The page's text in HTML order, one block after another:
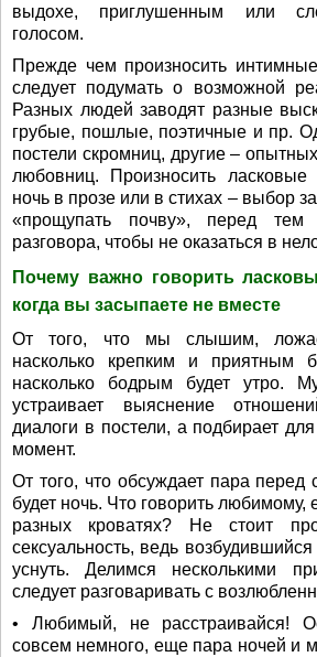
выдохе, приглушенным или
голосом.
Прежде чем произносить
следует подумать о возможной
Разных людей заводят разные
грубые, пошлые, поэтичные и пр.
постели скромниц, другие –
любовниц. Произносить
ночь в прозе или в стихах – выбор
«прощупать почву», перед тем
разговора, чтобы не оказаться в
Почему важно говорить
когда вы засыпаете не вместе
От того, что мы слышим,
насколько крепким и приятным
насколько бодрым будет утро.
устраивает выяснение
диалоги в постели, а подбирает
момент.
От того, что обсуждает пара перед
будет ночь. Что говорить любимому,
разных кроватях? Не стоит
сексуальность, ведь
уснуть. Делимся несколькими
следует разговаривать с
• Любимый, не расстраивайся!
совсем немного, еще пара ночей и